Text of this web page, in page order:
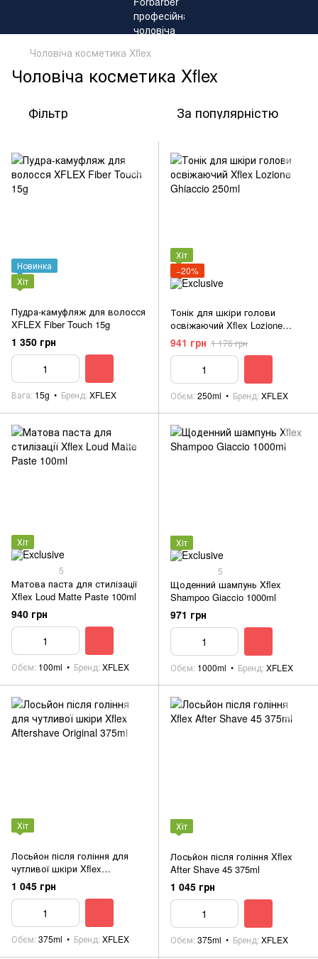
Чоловіча косметика Xflex
Чоловіча косметика Xflex
Фільтр За популярністю
Новинка
Хіт
Пудра-камуфляж для волосся
XFLEX Fiber Touch 15g
1 350 грн
Вага 15g Бренд XFLEX
Хіт
−20%
Тонік для шкіри голови
освіжаючий Xflex Lozione
Ghiaccio 250ml
941 грн 1 176 грн
Обєм 250ml Бренд XFLEX
Хіт
5
Матова паста для стилізації
Xflex Loud Matte Paste 100ml
940 грн
Обєм 100ml Бренд XFLEX
Хіт
5
Щоденний шампунь Xflex
Shampoo Giaccio 1000ml
971 грн
Обєм 1000ml Бренд XFLEX
Хіт
Лосьйон після гоління для
чутливої шкіри Xflex
Aftershave Original 375ml
1 045 грн
Обєм 375ml Бренд XFLEX
Хіт
Лосьйон після гоління Xflex
After Shave 45 375ml
1 045 грн
Обєм 375ml Бренд XFLEX